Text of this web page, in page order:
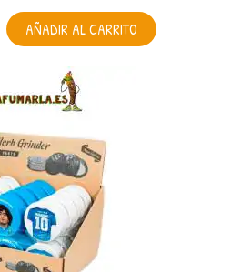
AÑADIR AL CARRITO